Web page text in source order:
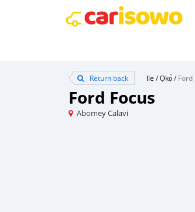
Return back Ile /Ọkọ̀/Ford
Ford Focus
Abomey Calavi